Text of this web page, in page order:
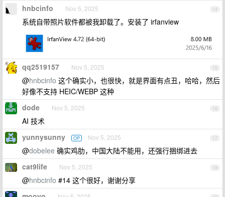
14
hnbcinfo Nov 5, 2025
系统自带照片软件都被我卸载了。安装了 irfanview
15
qq2519157 Nov 5, 2025
@hnbcinfo 这个确实小，也很快，就是界面有点丑，哈哈，然后
好像不支持 HEIC/WEBP 这种
16
dode Nov 5, 2025
AI 技术
17
yunnysunny OP Nov 5, 2025
@dobelee 确实鸡肋，中国大陆不能用，还强行捆绑进去
18
cat9life Nov 5, 2025
@hnbcinfo #14 这个很好，谢谢分享